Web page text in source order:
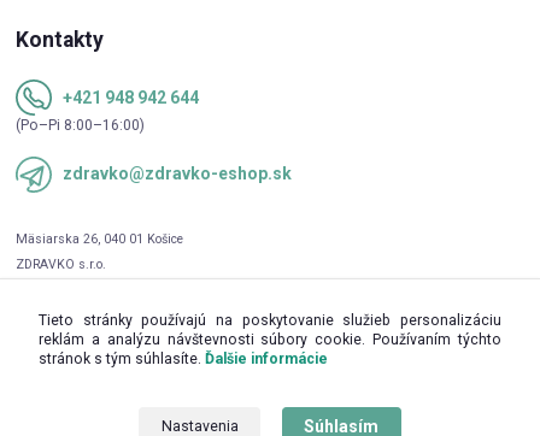
Kontakty
+421 948 942 644
(Po–Pi 8:00–16:00)
zdravko@zdravko-eshop.sk
Tieto stránky používajú na poskytovanie služieb personalizáciu
reklám a analýzu návštevnosti súbory cookie. Používaním týchto
stránok s tým súhlasíte. Ďalšie informácie
Nastavenia Súhlasím